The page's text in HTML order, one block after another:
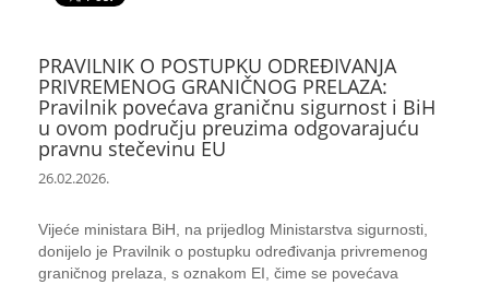
PRAVILNIK O POSTUPKU ODREĐIVANJA
PRIVREMENOG GRANIČNOG PRELAZA:
Pravilnik povećava graničnu sigurnost i BiH
u ovom području preuzima odgovarajuću
pravnu stečevinu EU
26.02.2026.
Vijeće ministara BiH, na prijedlog Ministarstva sigurnosti,
donijelo je Pravilnik o postupku određivanja privremenog
graničnog prelaza, s oznakom EI, čime se povećava